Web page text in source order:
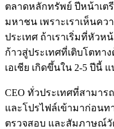
ตลาดหลักทรัพย์ ปีหน้าเต
มหาชน เพราะเราเห็นค
ประเทศ ถ้าเราเริ่มที่หัวห
ก้าวสู่ประเทศที่เติบโตทา
เอเชีย เกิดขึ้นใน 2-5 ปีนี้
CEO ทั่วประเทศที่สามาร
และโปรไฟล์เข้ามาก่อนทา
ตรวจสอบ และสัมภาษณ์วั